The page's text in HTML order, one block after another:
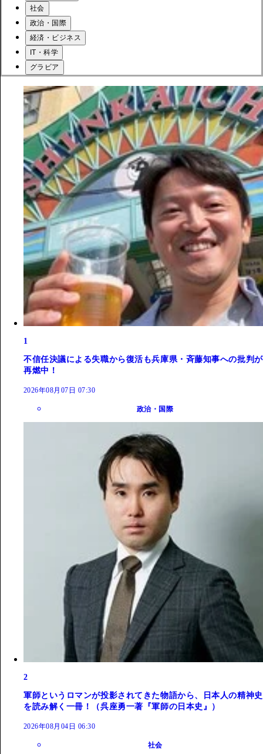
社会
政治・国際
経済・ビジネス
IT・科学
グラビア
1
不信任決議による失職から復活も兵庫県・斉藤知事への批判が
再燃中！
2026年08月07日 07:30
政治・国際
2
軍師というロマンが投影されてきた物語から、日本人の精神史
を読み解く一冊！（呉座勇一著『軍師の日本史』）
2026年08月04日 06:30
社会